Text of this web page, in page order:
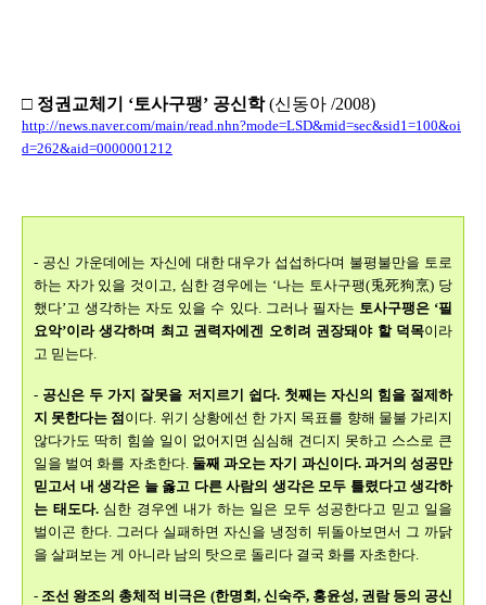
□ 정권교체기 ‘토사구팽’ 공신학(신동아 /2008)
http://news.naver.com/main/read.nhn?mode=LSD&mid=sec&sid1=100&oi
d=262&aid=0000001212
- 공신 가운데에는 자신에 대한 대우가 섭섭하다며 불평불만을 토로
하는 자가 있을 것이고, 심한 경우에는 ‘나는 토사구팽(兎死狗烹) 당
했다’고 생각하는 자도 있을 수 있다. 그러나 필자는 토사구팽은 ‘필
요악’이라 생각하며 최고 권력자에겐 오히려 권장돼야 할 덕목이라
고 믿는다.
- 공신은 두 가지 잘못을 저지르기 쉽다. 첫째는 자신의 힘을 절제하
지 못한다는 점이다. 위기 상황에선 한 가지 목표를 향해 물불 가리지
않다가도 딱히 힘쓸 일이 없어지면 심심해 견디지 못하고 스스로 큰
일을 벌여 화를 자초한다. 둘째 과오는 자기 과신이다. 과거의 성공만
믿고서 내 생각은 늘 옳고 다른 사람의 생각은 모두 틀렸다고 생각하
는 태도다.심한 경우엔 내가 하는 일은 모두 성공한다고 믿고 일을
벌이곤 한다. 그러다 실패하면 자신을 냉정히 뒤돌아보면서 그 까닭
을 살펴보는 게 아니라 남의 탓으로 돌리다 결국 화를 자초한다.
- 조선 왕조의 총체적 비극은 (한명회, 신숙주, 홍윤성, 권람 등의 공신